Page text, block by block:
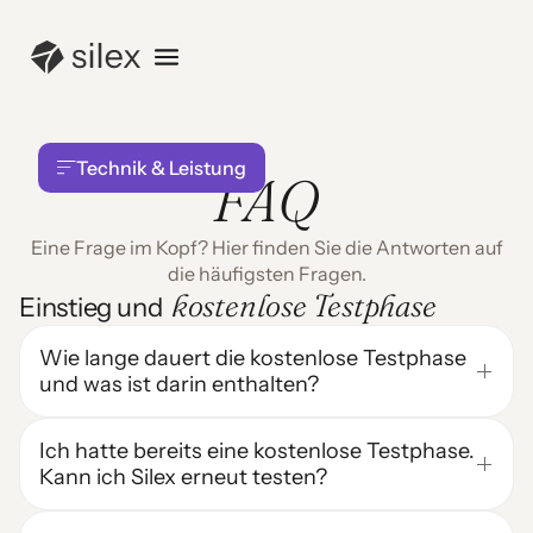
FAQ
Eine Frage im Kopf? Hier finden Sie die Antworten auf
die häufigsten Fragen.
Technik & Leistung
KATEGORIEN
Dokumente & Dateien
Qualität der Antworten
Konto & Zugriff
Abrechnung
Einstieg und kostenlose Testphase
Wie lange dauert die kostenlose Testphase
und was ist darin enthalten?
vollen Zugriff auf alle Funktionen von Silex, ohne Kreditkarte.
Sie können juristische Recherchen durchführen, Dokumente
hochladen, die Quellensuche nutzen und alle verfügbaren
Ich hatte bereits eine kostenlose Testphase.
Kann ich Silex erneut testen?